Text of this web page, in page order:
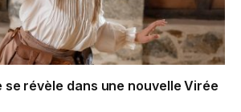
révèle dans une nouvelle Virée